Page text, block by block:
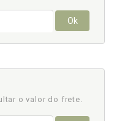
Ok
o valor do frete.